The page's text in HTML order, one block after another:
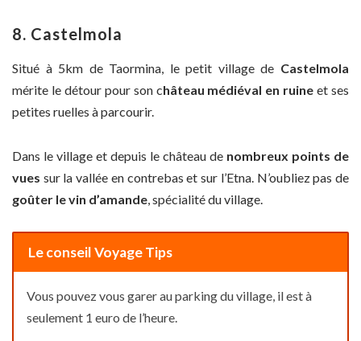
8. Castelmola
Situé à 5km de Taormina, le petit village de Castelmola
mérite le détour pour son château médiéval en ruine et ses
petites ruelles à parcourir.
Dans le village et depuis le château de nombreux points de
vues sur la vallée en contrebas et sur l’Etna. N’oubliez pas de
goûter le vin d’amande , spécialité du village.
Le conseil Voyage Tips
Vous pouvez vous garer au parking du village, il est à
seulement 1 euro de l’heure.